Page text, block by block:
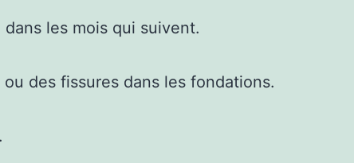
les mois qui suivent.
des fissures dans les fondations.